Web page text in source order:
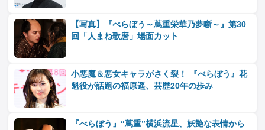
【写真】『べらぼう～蔦重栄華乃夢噺～』第30
回「人まね歌麿」場面カット
小悪魔＆悪女キャラがさく裂！ 『べらぼう』花
魁役が話題の福原遥、芸歴20年の歩み
『べらぼう』“蔦重”横浜流星、妖艶な表情から